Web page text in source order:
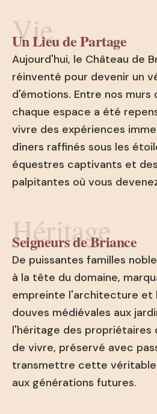
Vie
Un Lieu de Partage
Aujourd'hui, le Château de
réinventé pour devenir un
d'émotions. Entre nos murs
chaque espace a été
vivre des expériences
dîners raffinés sous les
équestres captivants et
palpitantes où vous
Héritage
Seigneurs de Briance
De puissantes familles
à la tête du domaine,
empreinte l'architecture et
douves médiévales aux
l'héritage des propriétaires
de vivre, préservé avec
transmettre cette
aux générations futures.